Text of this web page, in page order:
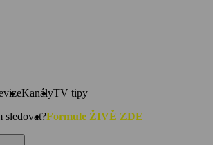
KanályTV tipy
sledovat?Formule ŽIVĚ ZDE